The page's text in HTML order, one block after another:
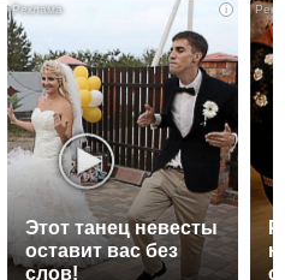
i
Этот танец невесты
оставит вас без
слов!